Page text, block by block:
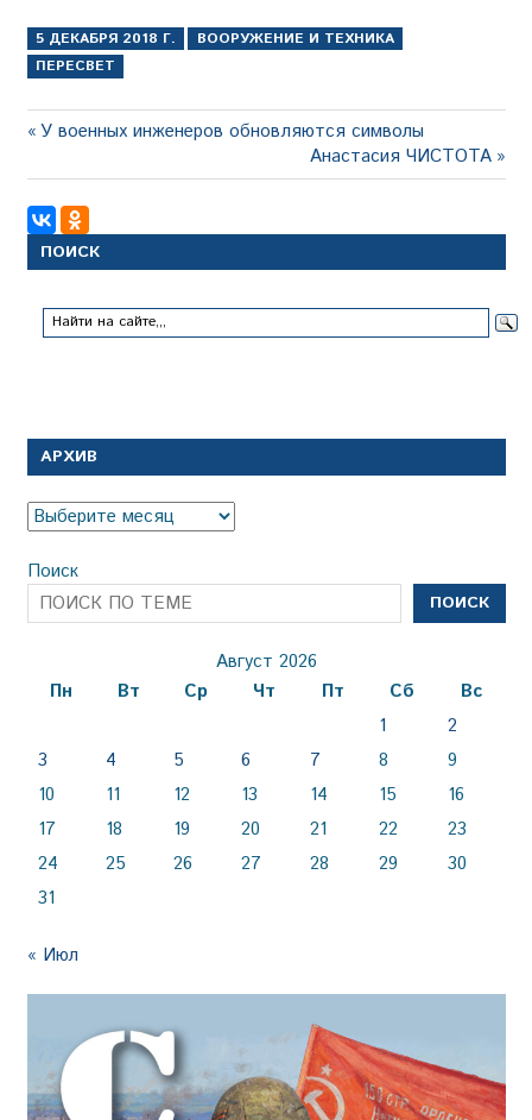
5 ДЕКАБРЯ 2018 Г.
ВООРУЖЕНИЕ И ТЕХНИКА
ПЕРЕСВЕТ
Навигация
по
записям
Предыдущая
У военных инженеров обновляются символы
Следующая
запись:
Анастасия ЧИСТОТА
ПОИСК
АРХИВ
Архив
Поиск
ПОИСК
Август 2026
Пн
Вт Ср Чт Пт Сб
Вс
1
2
3
4 5 6 7 8
9
10
11 12 13 14 15
16
17
18 19 20 21 22
23
24
25 26 27 28 29
30
31
« Июл